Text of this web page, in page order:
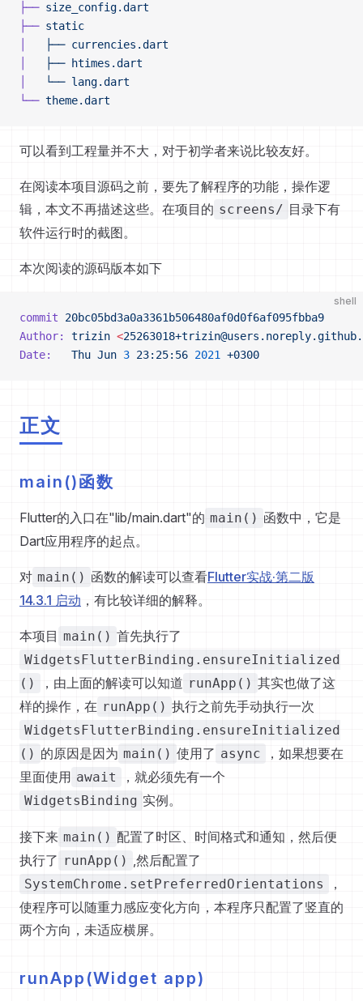
├── size_config.dart
├── static
├── currencies.dart
├── htimes.dart
└── lang.dart
└── theme.dart
可以看到工程量并不大，对于初学者来说比较友好。
在阅读本项目源码之前，要先了解程序的功能，操作逻
辑，本文不再描述这些。在项目的 screens/ 目录下有
软件运行时的截图。
本次阅读的源码版本如下
shell
commit 20bc05bd3a0a3361b506480af0d0f6af095fbba9
Author:
trizin <
Date:
   Thu
Jun 3 23:25:56 2021 +0300
正文
main()函数
Flutter的入口在"lib/main.dart"的 main() 函数中，它是
Dart应用程序的起点。
对 main() 函数的解读可以查看Flutter实战·第二版
14.3.1 启动 ，有比较详细的解释。
本项目 main() 首先执行了
WidgetsFlutterBinding.ensureInitialized
()
，由上面的解读可以知道 runApp() 其实也做了这
样的操作，在 runApp() 执行之前先手动执行一次
WidgetsFlutterBinding.ensureInitialized
() 的原因是因为 main() 使用了 async
，如果想要在
里面使用 await ，就必须先有一个
WidgetsBinding 实例。
接下来 main() 配置了时区、时间格式和通知，然后便
执行了 runApp() ,然后配置了
SystemChrome.setPreferredOrientations
，
使程序可以随重力感应变化方向，本程序只配置了竖直的
两个方向，未适应横屏。
runApp(Widget app)